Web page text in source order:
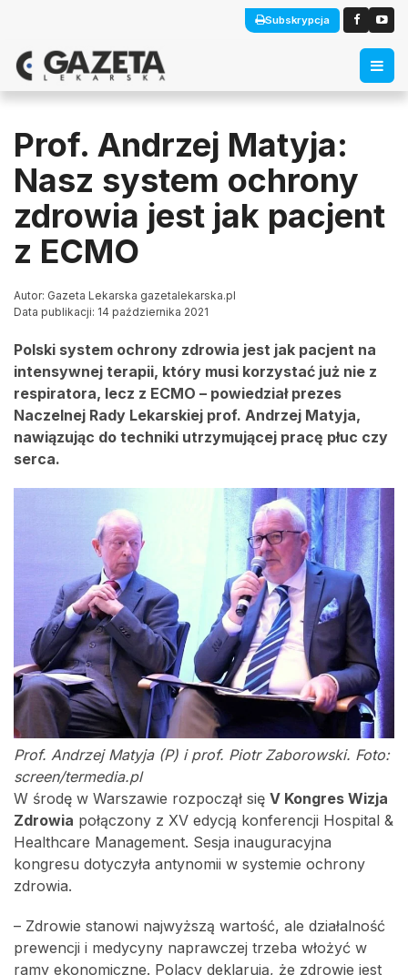
Subskrypcja
Prof. Andrzej Matyja:
Nasz system ochrony
zdrowia jest jak pacjent
z ECMO
Autor: Gazeta Lekarska gazetalekarska.pl
Data publikacji: 14 października 2021
Polski system ochrony zdrowia jest jak pacjent na
intensywnej terapii, który musi korzystać już nie z
respiratora, lecz z ECMO – powiedział prezes
Naczelnej Rady Lekarskiej prof. Andrzej Matyja,
nawiązując do techniki utrzymującej pracę płuc czy
serca.
Prof. Andrzej Matyja (P) i prof. Piotr Zaborowski. Foto:
screen/termedia.pl
W środę w Warszawie rozpoczął się V Kongres Wizja
Zdrowia połączony z XV edycją konferencji Hospital &
Healthcare Management. Sesja inauguracyjna
kongresu dotyczyła antynomii w systemie ochrony
zdrowia.
– Zdrowie stanowi najwyższą wartość, ale działalność
prewencji i medycyny naprawczej trzeba włożyć w
ramy ekonomiczne. Polacy deklarują, że zdrowie jest